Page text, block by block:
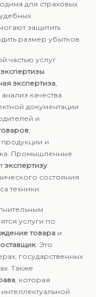
для страховых
защитить
размер убытков.
частью услуг
экспертизы.
экспертиза,
качества
документации
и
,
и
Промышленные
экспертизу
состояния
техники.
услуги по
товара и
. Это
государственных
Также
, которая